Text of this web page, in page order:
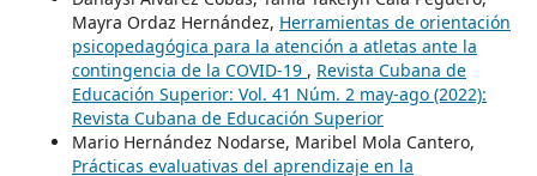
Mayra Ordaz Hernández, Herramientas de orientación
psicopedagógica para la atención a atletas ante la
contingencia de la COVID-19 , Revista Cubana de
Educación Superior: Vol. 41 Núm. 2 may-ago (2022):
Revista Cubana de Educación Superior
Mario Hernández Nodarse, Maribel Mola Cantero,
Prácticas evaluativas del aprendizaje en la